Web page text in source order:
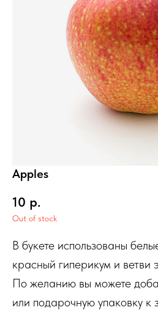
Apples
10 р.
Out of stock
В букете использованы
красный гиперикум и ветви
По желанию вы можете
или подарочную упаковку к